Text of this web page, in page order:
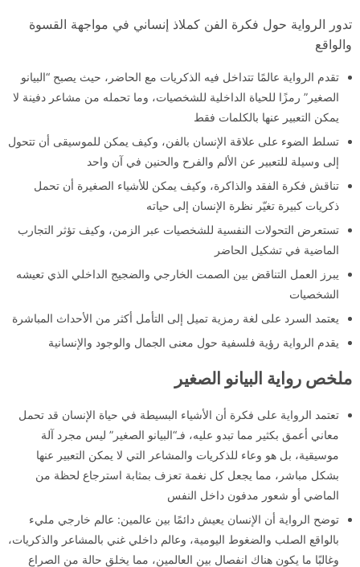
تدور الرواية حول فكرة الفن كملاذ إنساني في مواجهة القسوة
والواقع
تقدم الرواية عالمًا تتداخل فيه الذكريات مع الحاضر، حيث يصبح “البيانو
الصغير” رمزًا للحياة الداخلية للشخصيات، وما تحمله من مشاعر دفينة لا
يمكن التعبير عنها بالكلمات فقط
تسلط الضوء على علاقة الإنسان بالفن، وكيف يمكن للموسيقى أن تتحول
إلى وسيلة للتعبير عن الألم والفرح والحنين في آن واحد
تناقش فكرة الفقد والذاكرة، وكيف يمكن للأشياء الصغيرة أن تحمل
ذكريات كبيرة تغيّر نظرة الإنسان إلى حياته
تستعرض التحولات النفسية للشخصيات عبر الزمن، وكيف تؤثر التجارب
الماضية في تشكيل الحاضر
يبرز العمل التناقض بين الصمت الخارجي والضجيج الداخلي الذي تعيشه
الشخصيات
يعتمد السرد على لغة رمزية تميل إلى التأمل أكثر من الأحداث المباشرة
يقدم الرواية رؤية فلسفية حول معنى الجمال والوجود والإنسانية
ملخص رواية البيانو الصغير
تعتمد الرواية على فكرة أن الأشياء البسيطة في حياة الإنسان قد تحمل
معاني أعمق بكثير مما تبدو عليه، فـ“البيانو الصغير” ليس مجرد آلة
موسيقية، بل هو وعاء للذكريات والمشاعر التي لا يمكن التعبير عنها
بشكل مباشر، مما يجعل كل نغمة تعزف بمثابة استرجاع لحظة من
الماضي أو شعور مدفون داخل النفس
توضح الرواية أن الإنسان يعيش دائمًا بين عالمين: عالم خارجي مليء
بالواقع الصلب والضغوط اليومية، وعالم داخلي غني بالمشاعر والذكريات،
وغالبًا ما يكون هناك انفصال بين العالمين، مما يخلق حالة من الصراع